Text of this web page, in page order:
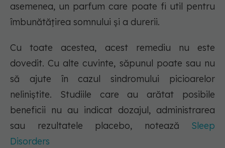
asemenea, un parfum care poate fi util pentru
îmbunătățirea somnului și a durerii.
Cu toate acestea, acest remediu nu este
dovedit. Cu alte cuvinte, săpunul poate sau nu
să ajute în cazul sindromului picioarelor
neliniștite. Studiile care au arătat posibile
beneficii nu au indicat dozajul, administrarea
sau rezultatele placebo, notează Sleep
Disorders